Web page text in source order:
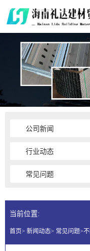
公司新闻
行业动态
常见问题
当前位置:
首页> 新闻动态> 常见问题>